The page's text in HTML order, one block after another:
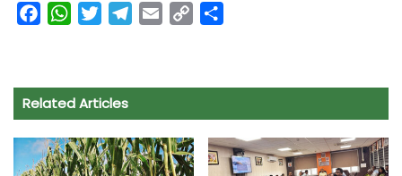
e
b
o
W
t
s
p
t
t
r
e
a
i
y
n
r
Related Articles